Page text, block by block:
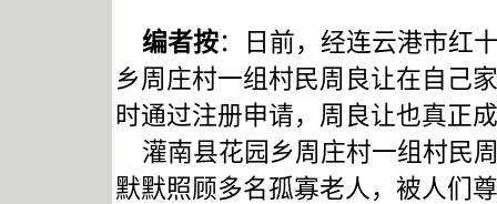
编者按：日前，经连云港市红
乡周庄村一组村民周良让在自己
时通过注册申请，周良让也真正
灌南县花园乡周庄村一组村民
默默照顾多名孤寡老人，被人们